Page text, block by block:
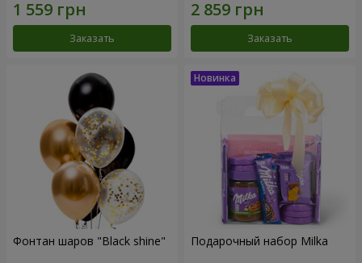
Заказать Заказать
Фонтан шаров "Black shine" Подарочный набор Milka